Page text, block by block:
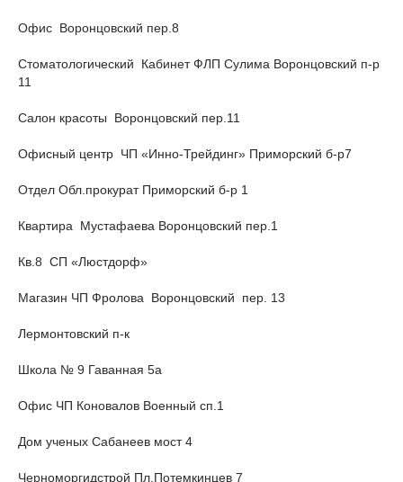
Офис Воронцовский пер.8
Стоматологический Кабинет ФЛП Сулима Воронцовский п-р
11
Салон красоты Воронцовский пер.11
Офисный центр ЧП «Инно-Трейдинг» Приморский б-р7
Отдел Обл.прокурат Приморский б-р 1
Квартира Мустафаева Воронцовский пер.1
Кв.8 СП «Люстдорф»
Магазин ЧП Фролова Воронцовский пер. 13
Лермонтовский п-к
Школа № 9 Гаванная 5а
Офис ЧП Коновалов Военный сп.1
Дом ученых Сабанеев мост 4
Черноморгидстрой Пл,Потемкинцев 7